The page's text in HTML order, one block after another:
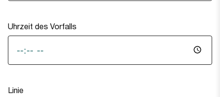
Uhrzeit des Vorfalls
Linie